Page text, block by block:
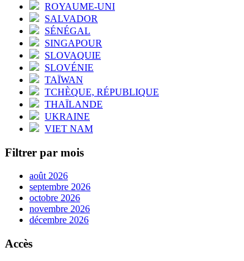
ROYAUME-UNI
SALVADOR
SÉNÉGAL
SINGAPOUR
SLOVAQUIE
SLOVÉNIE
TAÏWAN
TCHÈQUE, RÉPUBLIQUE
THAÏLANDE
UKRAINE
VIET NAM
Filtrer par mois
août 2026
septembre 2026
octobre 2026
novembre 2026
décembre 2026
Accès